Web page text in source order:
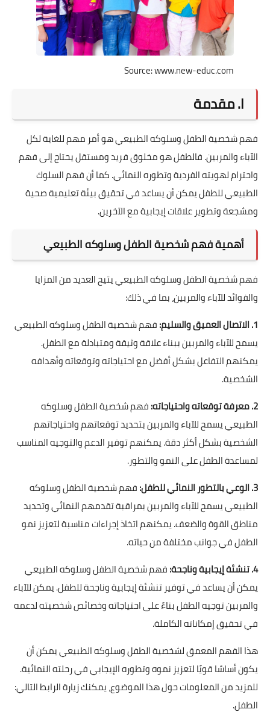
Source: www.new-educ.com
I. مقدمة
فهم شخصية الطفل وسلوكه الطبيعي هو أمر مهم للغاية لكل
الآباء والمربين. فالطفل هو مخلوق فريد ومستقل يحتاج إلى فهم
واحترام لهويته الفردية وتطوره النمائي. كما أن فهم السلوك
الطبيعي للطفل يمكن أن يساعد في تحقيق بيئة تعليمية صحية
ومشجعة وتطوير علاقات إيجابية مع الآخرين.
أهمية فهم شخصية الطفل وسلوكه الطبيعي
فهم شخصية الطفل وسلوكه الطبيعي يتيح العديد من المزايا
والفوائد للآباء والمربين، بما في ذلك:
1. الاتصال العميق والسليم:
فهم شخصية الطفل وسلوكه الطبيعي
يسمح للآباء والمربين ببناء علاقة وثيقة ومتبادلة مع الطفل.
يمكنهم التفاعل بشكل أفضل مع احتياجاته وتوقعاته وأهدافه
الشخصية.
2. معرفة توقعاته واحتياجاته:
فهم شخصية الطفل وسلوكه
الطبيعي يسمح للآباء والمربين بتحديد توقعاتهم واحتياجاتهم
الشخصية بشكل أكثر دقة. يمكنهم توفير الدعم والتوجيه المناسب
لمساعدة الطفل على النمو والتطور.
3. الوعي بالتطور النمائي للطفل:
فهم شخصية الطفل وسلوكه
الطبيعي يسمح للآباء والمربين بمراقبة تقدمهم النمائي وتحديد
مناطق القوة والضعف. يمكنهم اتخاذ إجراءات مناسبة لتعزيز نمو
الطفل في جوانب مختلفة من حياته.
4. تنشئة إيجابية وناجحة:
فهم شخصية الطفل وسلوكه الطبيعي
يمكن أن يساعد في توفير تنشئة إيجابية وناجحة للطفل. يمكن للآباء
والمربين توجيه الطفل بناءً على احتياجاته وخصائص شخصيته لدعمه
في تحقيق إمكاناته الكاملة.
هذا الفهم المعمق لشخصية الطفل وسلوكه الطبيعي يمكن أن
يكون أساسًا قويًا لتعزيز نموه وتطوره الإيجابي في رحلته النمائية.
للمزيد من المعلومات حول هذا الموضوع، يمكنك زيارة الرابط التالي:
الطفل.